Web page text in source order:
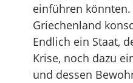
einführen könnten.
Griechenland
Endlich ein Staat,
Krise, noch dazu
und dessen